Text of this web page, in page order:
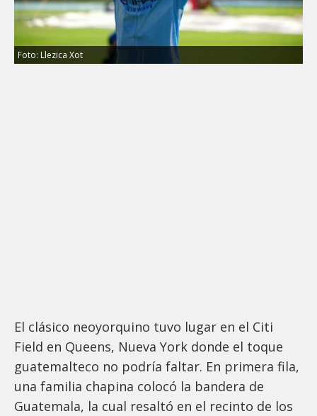
Foto: Llezica Xot
El clásico neoyorquino tuvo lugar en el Citi
Field en Queens, Nueva York donde el toque
guatemalteco no podría faltar. En primera fila,
una familia chapina colocó la bandera de
Guatemala, la cual resaltó en el recinto de los